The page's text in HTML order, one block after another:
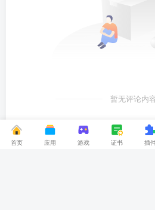
暂无评论内
简单2777 在 2026-08-09
首页 应用 游戏 证书 插